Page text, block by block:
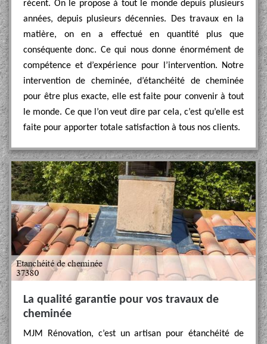
récent. On le propose à tout le monde depuis plusieurs
années, depuis plusieurs décennies. Des travaux en la
matière, on en a effectué en quantité plus que
conséquente donc. Ce qui nous donne énormément de
compétence et d’expérience pour l’intervention. Notre
intervention de cheminée, d’étanchéité de cheminée
pour être plus exacte, elle est faite pour convenir à tout
le monde. Ce que l’on veut dire par cela, c’est qu’elle est
faite pour apporter totale satisfaction à tous nos clients.
La qualité garantie pour vos travaux de
cheminée
MJM Rénovation, c’est un artisan pour étanchéité de